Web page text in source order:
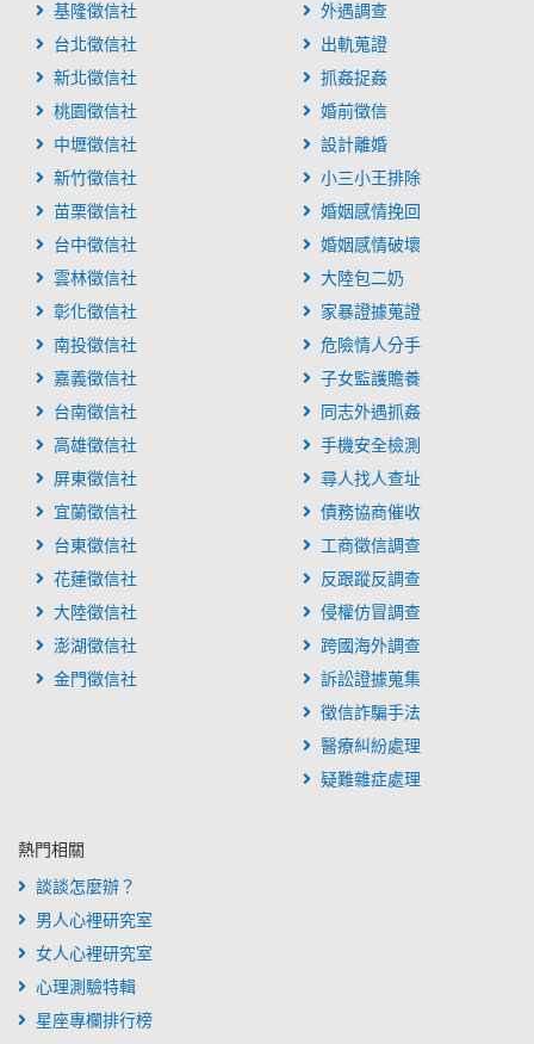
基隆徵信社
台北徵信社
新北徵信社
桃園徵信社
中壢徵信社
新竹徵信社
苗栗徵信社
台中徵信社
雲林徵信社
彰化徵信社
南投徵信社
嘉義徵信社
台南徵信社
高雄徵信社
屏東徵信社
宜蘭徵信社
台東徵信社
花蓮徵信社
大陸徵信社
澎湖徵信社
金門徵信社
外遇調查
出軌蒐證
抓姦捉姦
婚前徵信
設計離婚
小三小王排除
婚姻感情挽回
婚姻感情破壞
大陸包二奶
家暴證據蒐證
危險情人分手
子女監護贍養
同志外遇抓姦
手機安全檢測
尋人找人查址
債務協商催收
工商徵信調查
反跟蹤反調查
侵權仿冒調查
跨國海外調查
訴訟證據蒐集
徵信詐騙手法
醫療糾紛處理
疑難雜症處理
熱門相關
談談怎麼辦？
男人心裡研究室
女人心裡研究室
心理測驗特輯
星座專欄排行榜